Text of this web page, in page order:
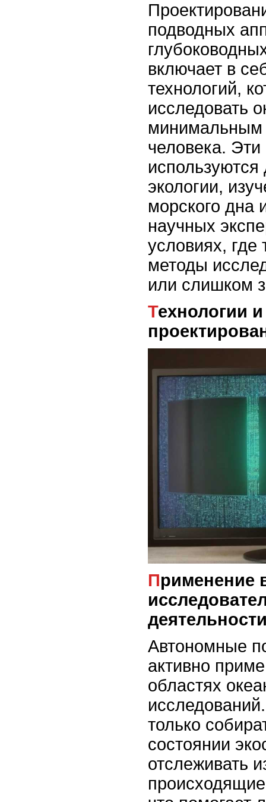
подводных
включает в
технологий,
исследовать
минимальным
человека.
экологии,
морского дна
научных
условиях,
методы
или слишком
Технологии и особенности
Применение в
Автономные
активно
областях
только
состоянии
отслеживать